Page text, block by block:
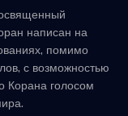
написан на
помимо
с возможностью
Корана голосом